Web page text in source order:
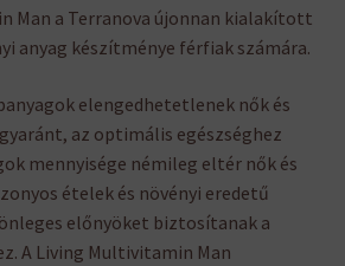
Man a Terranova újonnan kialakított
anyag készítménye férfiak számára.
elengedhetetlenek nők és
az optimális egészséghez
mennyisége némileg eltér nők és
ételek és növényi eredetű
előnyöket biztosítanak a
A Living Multivitamin Man